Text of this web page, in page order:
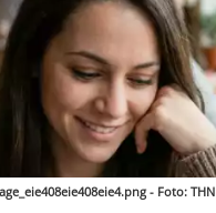
- Foto: THN